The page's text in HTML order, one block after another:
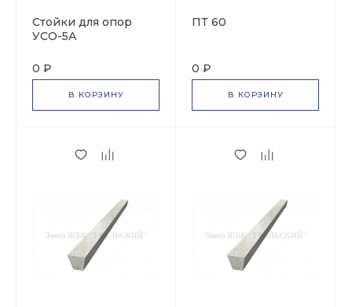
Стойки для опор
УСО-5А
0 ₽
В КОРЗИНУ
ПТ 60
0 ₽
В КОРЗИНУ